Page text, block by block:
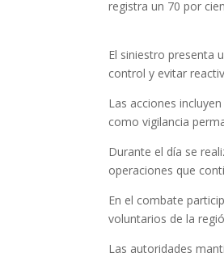
registra un 70 por
El siniestro presenta
control y evitar
Las acciones
como vigilancia
Durante el día se
operaciones que
En el combate
voluntarios de la
Las autoridades